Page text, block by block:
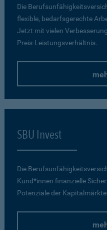
Die
flexible, bedarfsgerechte
Jetzt mit vielen
Preis-Leistungsverhältnis.
SBU Invest
Die
Kund*innen finanzielle
Potenziale der